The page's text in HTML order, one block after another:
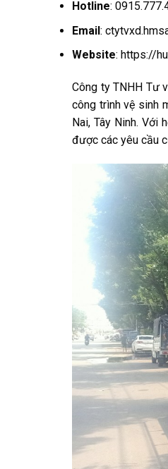
Hotline:
Email:
Website: https://
Công ty TNHH Tư
công trình vệ sinh
Nai, Tây Ninh. Với
được các yêu cầu